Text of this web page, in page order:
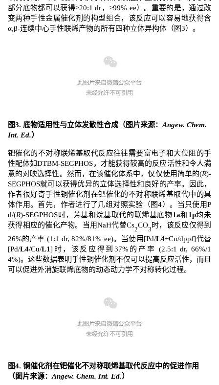
部分底物都可以获得>20:1 dr，>99% ee）。重要的是，通过改
变两种手性金属催化剂的构型组合，该反应可以容易地获得含
α,β-连续中心手性联烯产物的所有四种立体异构体（图3）。
图3. 底物适用性与立体发散性合成 （图片来源： Angew. Chem.
Int. Ed.）
钯催化的不对称联烯基取代反应往往需要富电子和大位阻的手
性配体如DTBM-SEGPHOS，才能获得较高的反应活性和令人满
意的对映选择性。然而，在该催化体系中，仅仅使用简单的(R)-
SEGPHOS就可以获得优异的立体选择性和 良好的产率。因此，
作者很好奇手性铜催化剂在钯催化的不对称联烯基取代中的具
体作用。首先，作者进行了几组对照实验（图4）。当只使用P
d/(R)-SEGPHOS时，芳基和烷基取代的联烯基底物1a和 1p均未
获得相应的催化产物。当用NaH代替Cs
2
CO
3
时，该反应仅得到
26%的产率(1:1 dr, 82%/81% ee)。当使用[Pd/L4+Cu/dppf]代替
[Pd/L4/Cu/L1] 时，该反应得到 37% 的产率 (2.5:1 dr, 66%/1
4%)。这些数据表明手性铜催化剂不仅可以提高反应活性，而且
可以促进外消旋联烯底物的动态动力学不对称转化过程。
图4. 铜催化剂在钯催化不对称联烯基取代反应中的促进作用
（图片来源：Angew. Chem. Int. Ed.）